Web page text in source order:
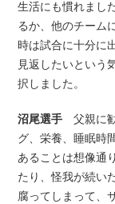
生活にも慣れまし
るか、他のチーム
時は試合に十分に
見返したいという
択しました。
沼尾選手父親に
グ、栄養、睡眠時
あることは想像通
たり、怪我が続い
腐ってしまって、